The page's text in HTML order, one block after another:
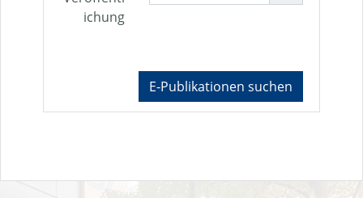
ichung
E-Publikationen suchen